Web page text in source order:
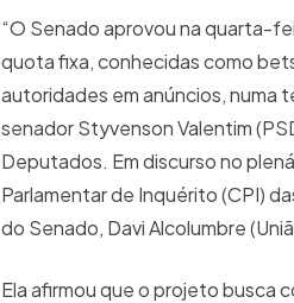
“O Senado aprovou na quarta-
quota fixa, conhecidas como
autoridades em anúncios,
senador Styvenson Valentim
Deputados. Em discurso no
Parlamentar de Inquérito (CPI)
do Senado, Davi Alcolumbre
Ela afirmou que o projeto busca